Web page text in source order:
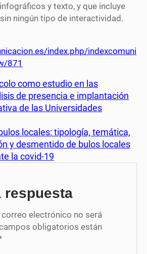
y texto, y que incluye
ningún tipo de interactividad.
index.php/indexcomuni
871
como estudio en las
de presencia e implantación
de las Universidades
locales: tipología, temática,
y desmentido de bulos locales
la covid-19
respuesta
electrónico no será
obligatorios están